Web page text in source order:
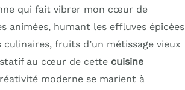
qui fait vibrer mon cœur de
animées, humant les effluves épicées
fruits d’un métissage vieux
au cœur de cette cuisine
moderne se marient à